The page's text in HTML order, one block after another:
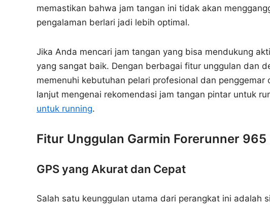
memastikan bahwa jam tangan ini tidak akan
pengalaman berlari jadi lebih optimal.
Jika Anda mencari jam tangan yang bisa mendukung
yang sangat baik. Dengan berbagai fitur unggulan dan
memenuhi kebutuhan pelari profesional dan
lanjut mengenai rekomendasi jam tangan pintar untuk
untuk running.
Fitur Unggulan Garmin Forerunner
GPS yang Akurat dan Cepat
Salah satu keunggulan utama dari perangkat ini adalah